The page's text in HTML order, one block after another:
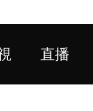
直播